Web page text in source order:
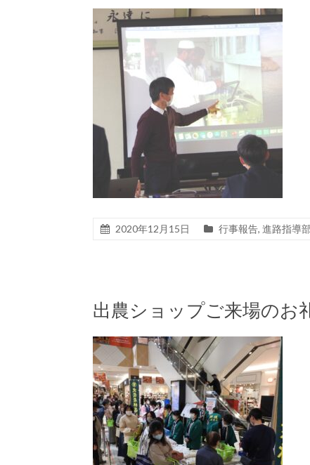
2020年12月15日 行事報告, 進路指導部
出農ショップご来場のお